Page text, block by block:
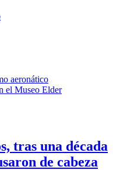
aeronático
el Museo Elder
tras una década
de cabeza